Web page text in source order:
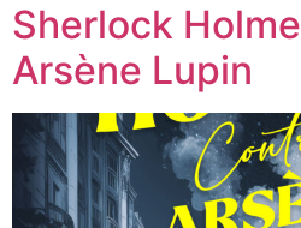
Sherlock
Arsène Lupin